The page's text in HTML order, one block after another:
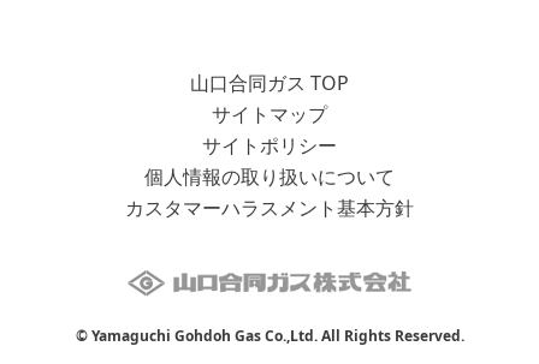
山口合同ガス TOP
サイトマップ
サイトポリシー
個人情報の取り扱いについて
カスタマーハラスメント基本方針
© Yamaguchi Gohdoh Gas Co.,Ltd. All Rights Reserved.